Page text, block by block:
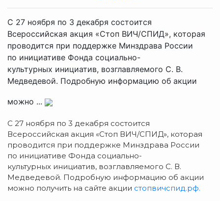
С 27 ноября по 3 декабря состоится
Всероссийская акция «Стоп ВИЧ/СПИД», которая
проводится при поддержке Минздрава России
по инициативе Фонда социально-
культурных инициатив, возглавляемого С. В.
Медведевой. Подробную информацию об акции
можно ...
С 27 ноября по 3 декабря состоится
Всероссийская акция «Стоп ВИЧ/СПИД», которая
проводится при поддержке Минздрава России
по инициативе Фонда социально-
культурных инициатив, возглавляемого С. В.
Медведевой. Подробную информацию об акции
можно получить на сайте акции стопвичспид.рф.